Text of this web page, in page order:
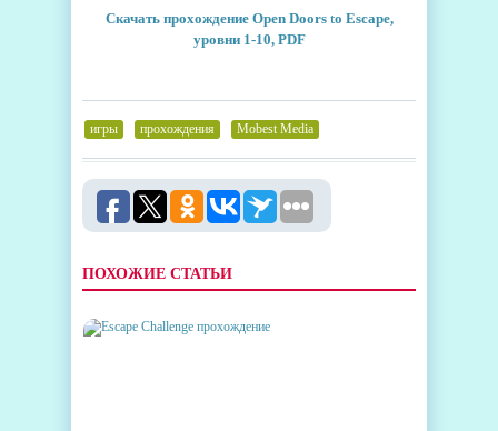
Скачать прохождение Open Doors to Escape,
уровни 1-10, PDF
игры прохождения Mobest Media
ПОХОЖИЕ СТАТЬИ